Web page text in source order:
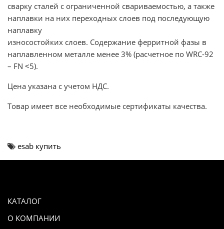
сварку сталей с ограниченной свариваемостью, а также
наплавки на них переходных слоев под последующую
наплавку
износостойких слоев. Содержание ферритной фазы в
наплавленном металле менее 3% (расчетное по WRC-92
– FN ˂5).
Цена указана с учетом НДС.
Товар имеет все необходимые сертификаты качества.
esab купить
КАТАЛОГ
О КОМПАНИИ